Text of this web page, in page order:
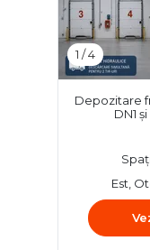
1 /4
Depozitare
DN1
Est,